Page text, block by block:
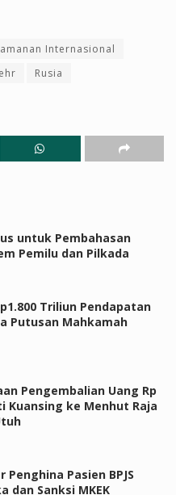
Internasional
Rusia
untuk Pembahasan
Pemilu dan Pilkada
Triliun Pendapatan
Putusan Mahkamah
Pengembalian Uang Rp
Kuansing ke Menhut Raja
Penghina Pasien BPJS
dan Sanksi MKEK